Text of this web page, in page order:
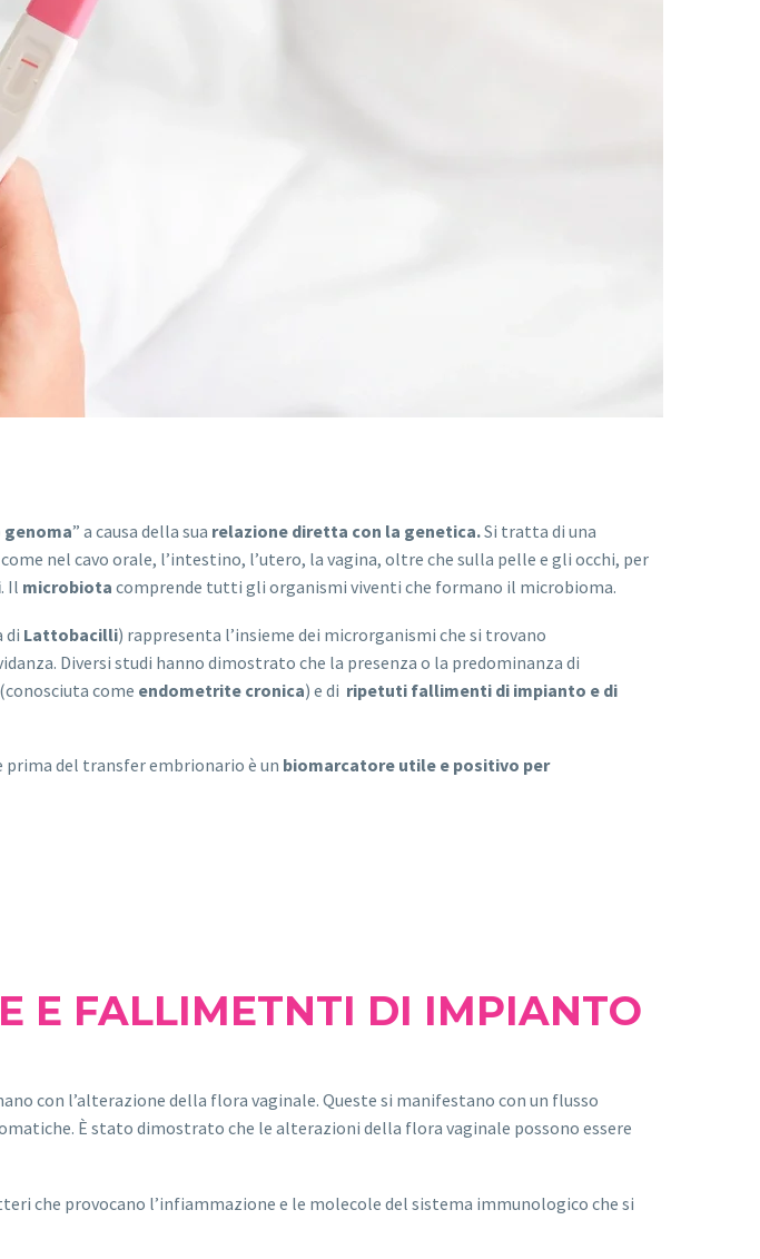
genoma” a causa della sua relazione diretta con la genetica.Si tratta di una
nel cavo orale, l’intestino, l’utero, la vagina, oltre che sulla pelle e gli occhi, per
. Il microbiota comprende tutti gli organismi viventi che formano il microbioma.
di Lattobacilli) rappresenta l’insieme dei microrganismi che si trovano
Diversi studi hanno dimostrato che la presenza o la predominanza di
come endometrite cronica) e di ripetuti fallimenti di impianto e di
del transfer embrionario è un biomarcatore utile e positivo per
E FALLIMETNTI DI IMPIANTO
con l’alterazione della flora vaginale. Queste si manifestano con un flusso
È stato dimostrato che le alterazioni della flora vaginale possono essere
che provocano l’infiammazione e le molecole del sistema immunologico che si